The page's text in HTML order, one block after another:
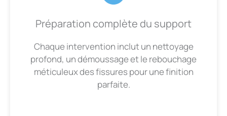
Préparation complète du support
Chaque intervention inclut un nettoyage
profond, un démoussage et le rebouchage
méticuleux des fissures pour une finition
parfaite.